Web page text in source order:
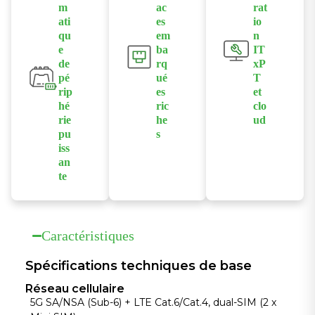
Wi-Fi des
passagers, les
systèmes
d'information
des passagers
(PIS) et la
vidéosurveillan
ce en temps
EN45545-2.
Comprend
connecteurs
M12 et TNC
robustes,
spécialement
conçus pour
navigation à
l'estime
assure un suivi
précis de la
position des
trains, même
dans les
tunnels ou les
m
ati
qu
e
de
pé
rip
hé
rie
pu
iss
an
te
performance
intégrée pour
la prise en
charge de
Python et
ac
es
em
ba
rq
ué
es
ric
he
s
RS232/485 et
numériques
connecter en
toute
transparence
rat
io
n
IT
xP
T
et
clo
ud
une
intégration
avec Azure,
Caractéristiques
Spécifications techniques de base
Réseau cellulaire
5G SA/NSA (Sub-6) + LTE Cat.6/Cat.4, dual-SIM (2 x